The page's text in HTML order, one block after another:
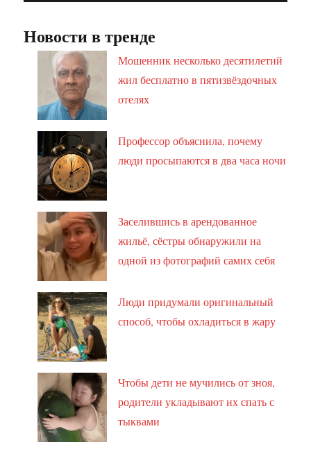
Новости в тренде
Мошенник несколько десятилетий
жил бесплатно в пятизвёздочных
отелях
Профессор объяснила, почему
люди просыпаются в два часа ночи
Заселившись в арендованное
жильё, сёстры обнаружили на
одной из фотографий самих себя
Люди придумали оригинальный
способ, чтобы охладиться в жару
Чтобы дети не мучились от зноя,
родители укладывают их спать с
тыквами